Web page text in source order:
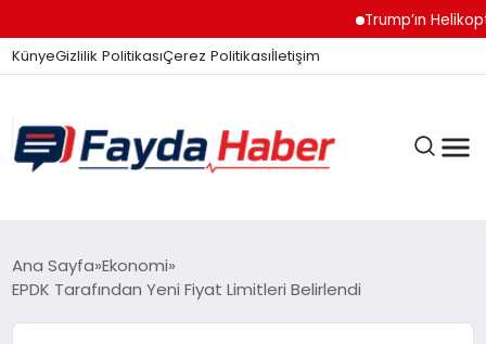
Trump’ın
KünyeGizlilik PolitikasıÇerez Politikasıİletişim
GÜNDEM
Ana Sayfa Ekonomi
EPDK Tarafından Yeni Fiyat Limitleri Belirlendi